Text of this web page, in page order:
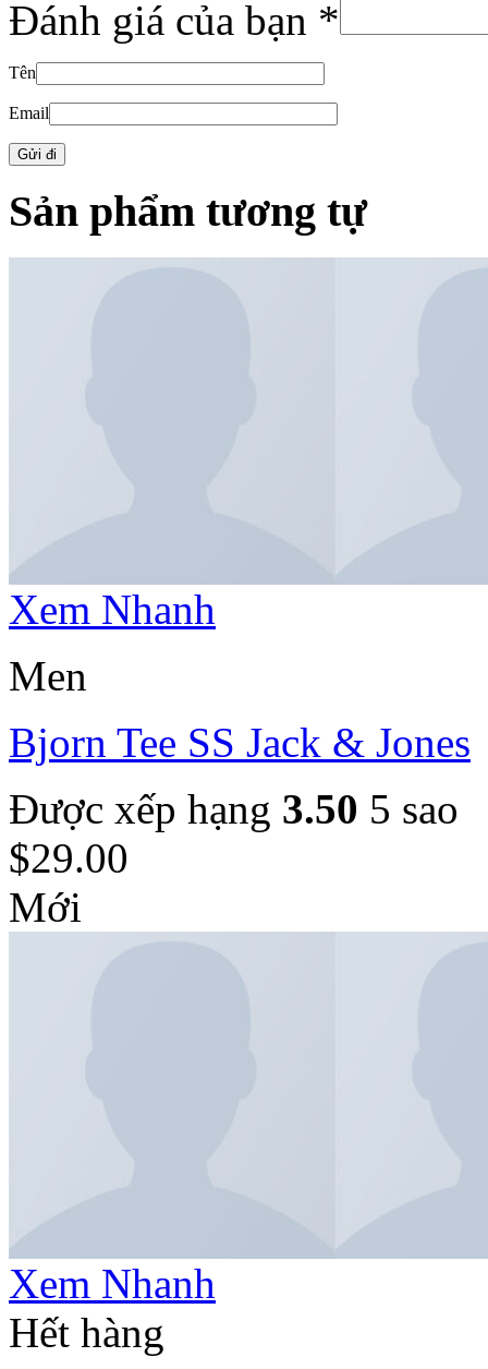
Đánh giá của bạn *
Tên
Email
Sản phẩm tương tự
Xem Nhanh
Men
Bjorn Tee SS Jack & Jones
Được xếp hạng 3.50 5 sao
$29.00
Mới
Xem Nhanh
Hết hàng